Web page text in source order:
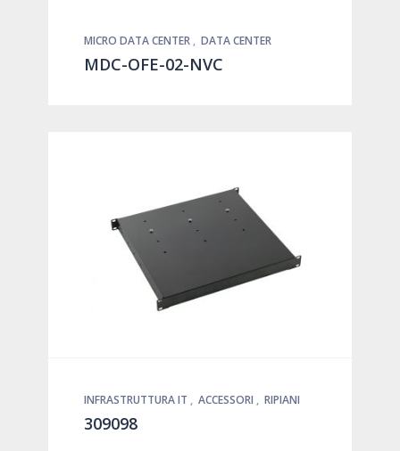
MICRO DATA CENTER , DATA CENTER
MDC-OFE-02-NVC
INFRASTRUTTURA IT , ACCESSORI , RIPIANI
309098